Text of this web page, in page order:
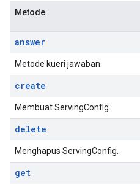
Metode
answer
Metode kueri jawaban.
create
Membuat ServingConfig.
delete
Menghapus ServingConfig.
get